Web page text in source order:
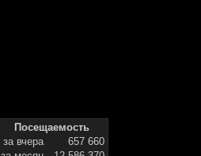
Посещаемость
за вчера
657 660